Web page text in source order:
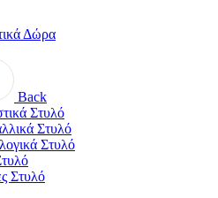
Δώρα
Back
Στυλό
Στυλό
Στυλό
Στυλό